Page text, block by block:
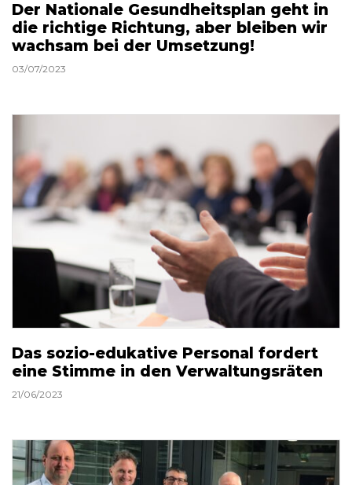
Der Nationale Gesundheitsplan geht in
die richtige Richtung, aber bleiben wir
wachsam bei der Umsetzung!
03/07/2023
Das sozio-edukative Personal fordert
eine Stimme in den Verwaltungsräten
21/06/2023